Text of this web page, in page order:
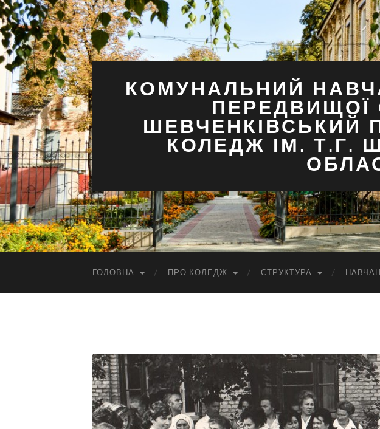
КОМУНАЛЬНИЙ
ПЕРЕДВИЩОЇ
ШЕВЧЕНКІВСЬКИЙ
КОЛЕДЖ ІМ. Т.Г.
ГОЛОВНА ПРО КОЛЕДЖ СТРУКТУРА